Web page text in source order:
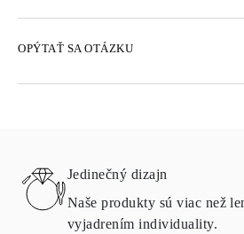
K dispozícii sú aj možnosti expresného
Portugalska a Španielska
Podrobnosti o spôsoboch dopravy,
nájdete včasto kladených otázkach o
OPÝTAŤ SA OTÁZKU
Jedinečný dizajn
Naše produkty sú viac než
vyjadrením individuality.